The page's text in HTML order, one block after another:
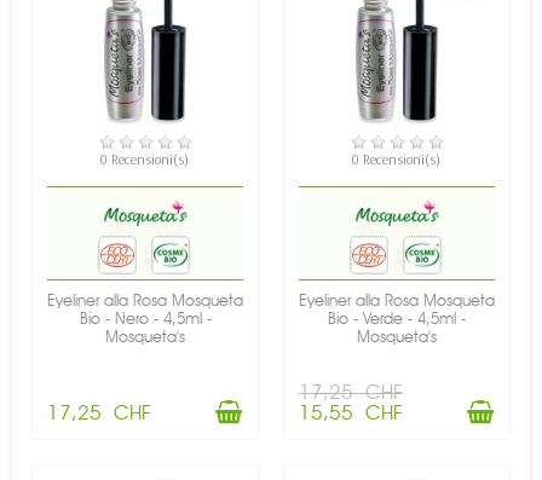
0 Recensioni(s)
Eyeliner alla Rosa Mosqueta
Bio - Nero - 4,5ml -
Mosqueta's
17,25 CHF
0 Recensioni(s)
Eyeliner alla Rosa Mosqueta
Bio - Verde - 4,5ml -
Mosqueta's
17,25 CHF
15,55 CHF